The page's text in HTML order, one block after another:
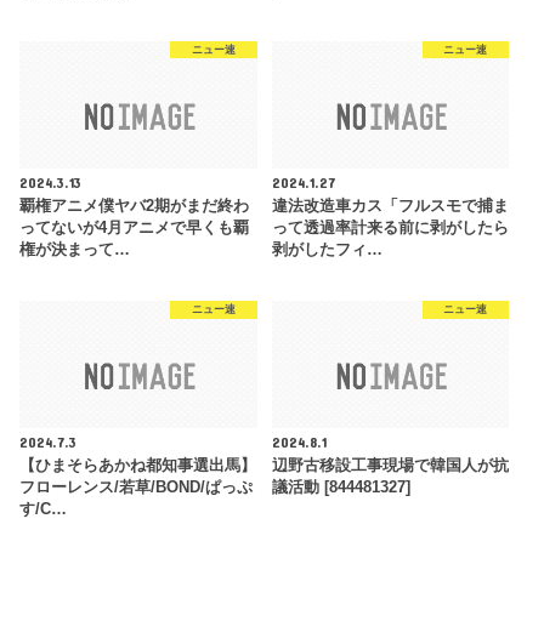
ニュー速
2024.3.13
覇権アニメ僕ヤバ2期がまだ終わ
ってないが4月アニメで早くも覇
権が決まって…
ニュー速
2024.1.27
違法改造車カス「フルスモで捕ま
って透過率計来る前に剥がしたら
剥がしたフィ…
ニュー速
2024.7.3
【ひまそらあかね都知事選出馬】
フローレンス/若草/BOND/ぱっぷ
す/C…
ニュー速
2024.8.1
辺野古移設工事現場で韓国人が抗
議活動 [844481327]